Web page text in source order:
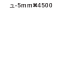
ュ-5mm✖︎4500